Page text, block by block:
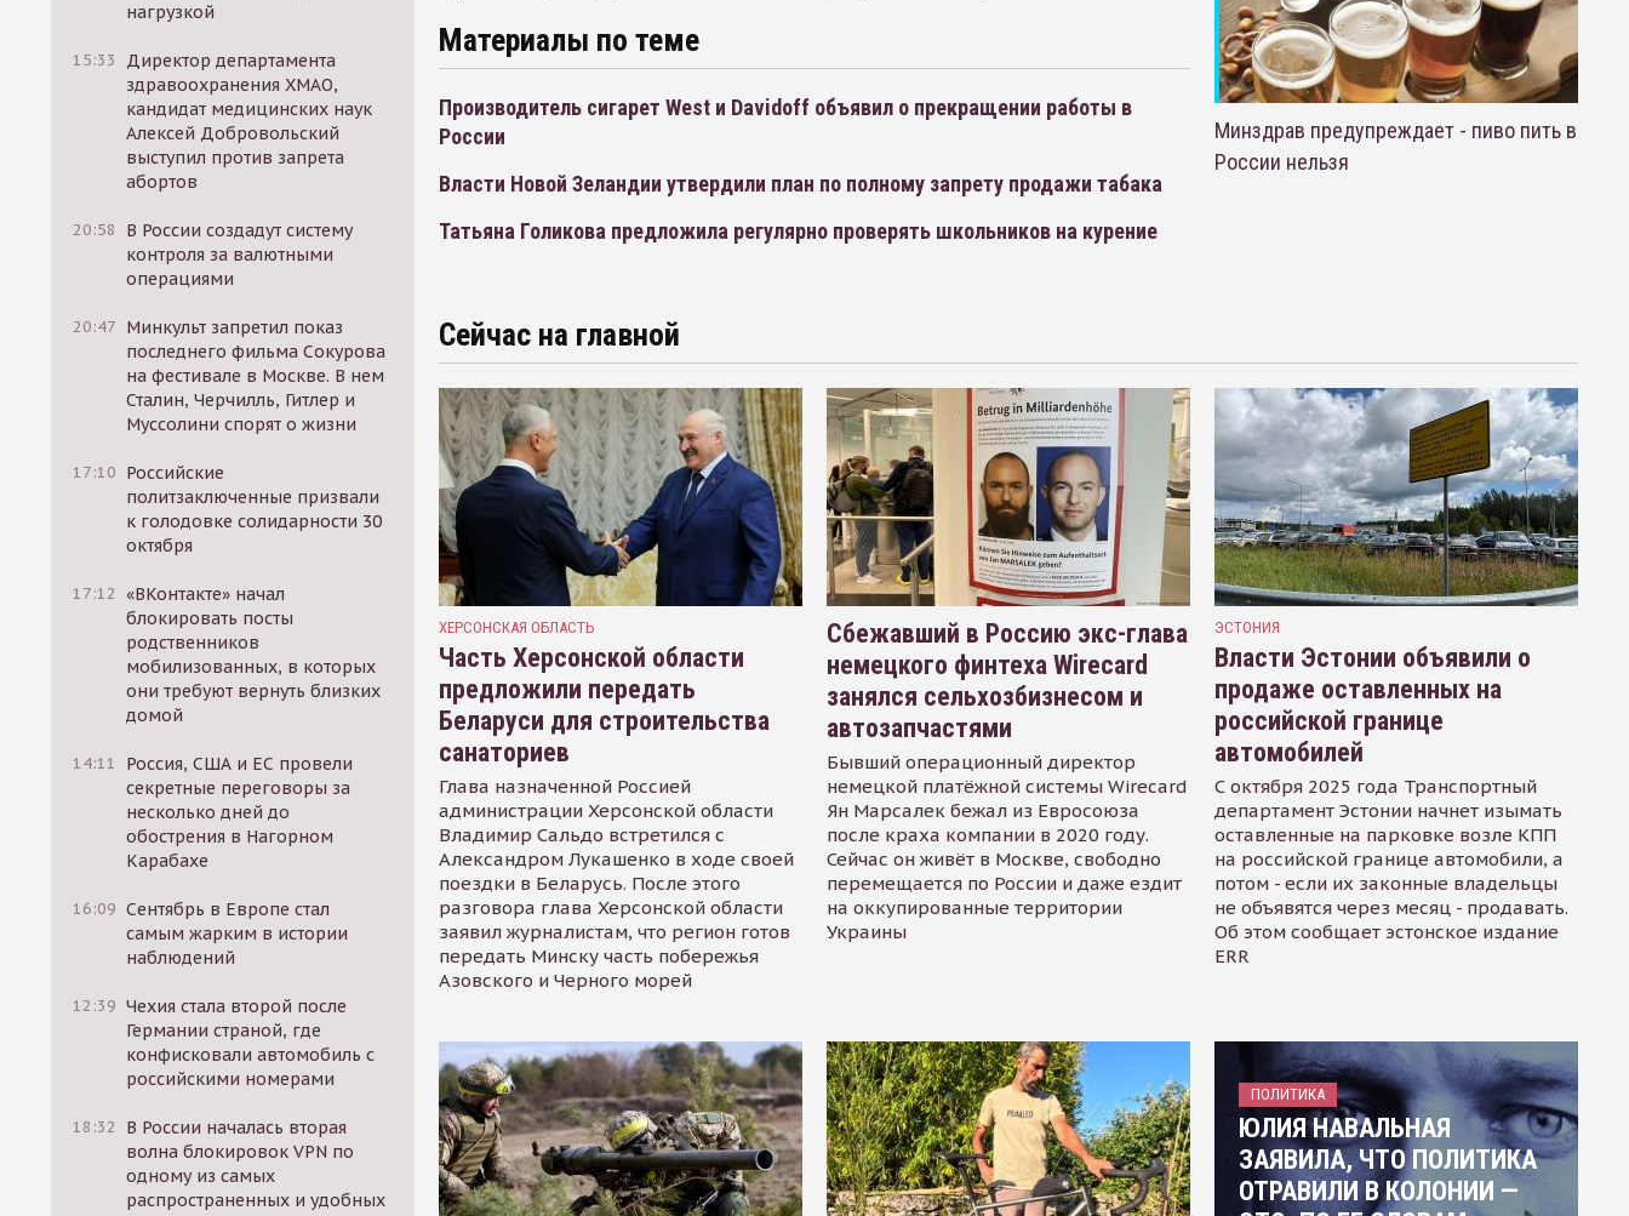
нагрузкой
15:33
Директор департамента
здравоохранения ХМАО,
кандидат медицинских наук
Алексей Добровольский
выступил против запрета
абортов
20:58
В России создадут систему
контроля за валютными
операциями
20:47 Минкульт запретил показ
последнего фильма Сокурова
на фестивале в Москве. В нем
Сталин, Черчилль, Гитлер и
Муссолини спорят о жизни
17:10 Российские
политзаключенные призвали
к голодовке солидарности 30
октября
17:12 «ВКонтакте» начал
блокировать посты
родственников
мобилизованных, в которых
они требуют вернуть близких
домой
14:11
Россия, США и ЕС провели
секретные переговоры за
несколько дней до
обострения в Нагорном
Карабахе
16:09 Сентябрь в Европе стал
самым жарким в истории
наблюдений
12:39 Чехия стала второй после
Германии страной, где
конфисковали автомобиль с
российскими номерами
18:32
В России началась вторая
волна блокировок VPN по
одному из самых
распространенных и удобных
Материалы по теме
Производитель сигарет West и Davidoff объявил о прекращении работы в
России
Власти Новой Зеландии утвердили план по полному запрету продажи табака
Татьяна Голикова предложила регулярно проверять школьников на курение
Минздрав предупреждает - пиво пить в
России нельзя
Сейчас на главной
ХЕРСОНСКАЯ ОБЛАСТЬ
Часть Херсонской области
предложили передать
Беларуси для строительства
санаториев
Глава назначенной Россией
администрации Херсонской области
Владимир Сальдо встретился с
Александром Лукашенко в ходе своей
поездки в Беларусь. После этого
разговора глава Херсонской области
заявил журналистам, что регион готов
передать Минску часть побережья
Азовского и Черного морей
Сбежавший в Россию экс-глава
немецкого финтеха Wirecard
занялся сельхозбизнесом и
автозапчастями
Бывший операционный директор
немецкой платёжной системы Wirecard
Ян Марсалек бежал из Евросоюза
после краха компании в 2020 году.
Сейчас он живёт в Москве, свободно
перемещается по России и даже ездит
на оккупированные территории
Украины
ЭСТОНИЯ
Власти Эстонии объявили о
продаже оставленных на
российской границе
автомобилей
С октября 2025 года Транспортный
департамент Эстонии начнет изымать
оставленные на парковке возле КПП
на российской границе автомобили, а
потом - если их законные владельцы
не объявятся через месяц - продавать.
Об этом сообщает эстонское издание
ERR
ПОЛИТИКА
ЮЛИЯ НАВАЛЬНАЯ
ЗАЯВИЛА, ЧТО ПОЛИТИКА
ОТРАВИЛИ В КОЛОНИИ —